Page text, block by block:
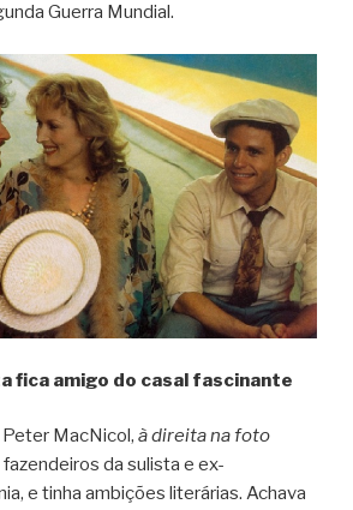
Guerra Mundial.
fica amigo do casal fascinante
MacNicol, à direita na foto
fazendeiros da sulista e ex-
e tinha ambições literárias. Achava